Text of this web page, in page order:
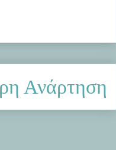
Ανάρτηση